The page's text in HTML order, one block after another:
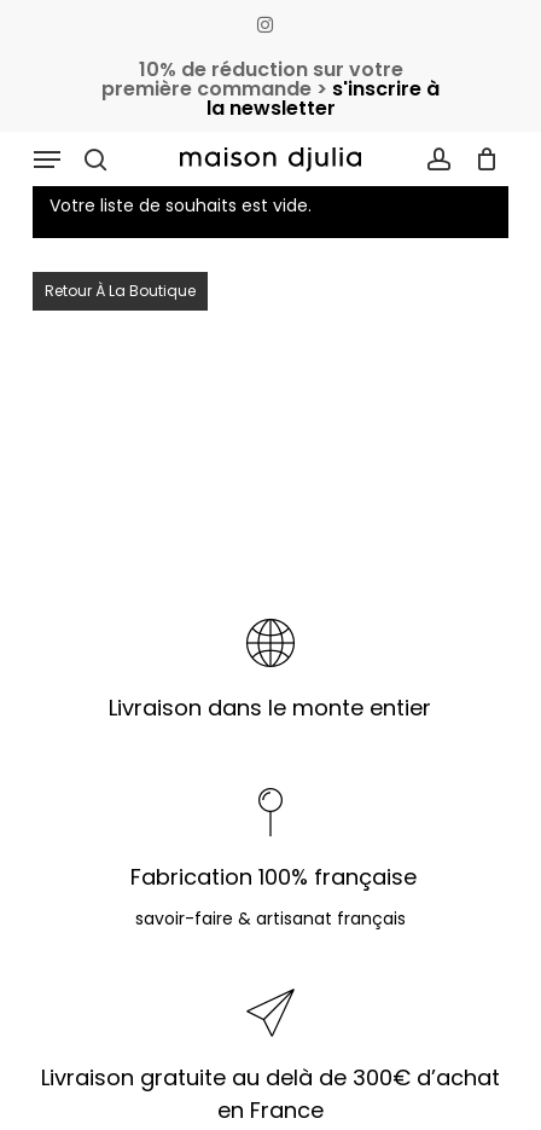
instagram
10% de réduction sur votre
première commande > s'inscrire à
la newsletter
search account
Menu
Cart
Votre liste de souhaits est vide.
Retour À La Boutique
Livraison dans le monte entier
Fabrication 100% française
savoir-faire & artisanat français
Livraison gratuite au delà de 300€ d’achat
en France